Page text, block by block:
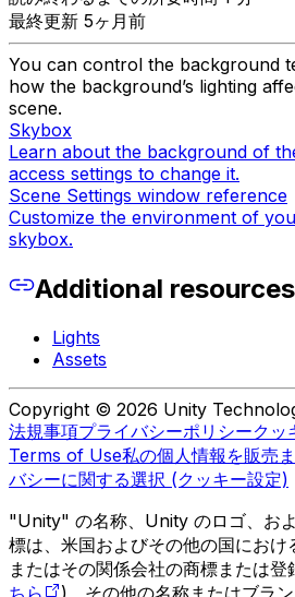
最終更新 5ヶ月前
You can control the background
how the background’s lighting
scene.
Skybox
Learn about the background of
access settings to change it.
Scene Settings window reference
Customize the environment of
skybox.
Additional resources
Lights
Assets
Copyright © 2026 Unity
法規事項プライバシーポリシークッ
Terms of Use私の個人情報を販売
バシーに関する選択 (クッキー設定)
"Unity" の名称、Unity のロゴ、お
標は、米国およびその他の国にお
またはその関係会社の商標または登
ちら
)。その他の名称またはブラ